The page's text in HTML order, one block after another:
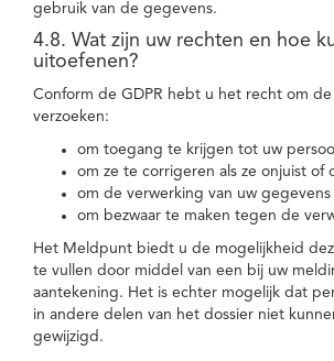
gebruik van de gegevens.
4.8. Wat zijn uw rechten en hoe
uitoefenen?
Conform de GDPR hebt u het recht om
verzoeken:
om toegang te krijgen tot uw
om ze te corrigeren als ze onjuist of
om de verwerking van uw
om bezwaar te maken tegen de
Het Meldpunt biedt u de mogelijkheid
te vullen door middel van een bij uw
aantekening. Het is echter mogelijk dat
in andere delen van het dossier niet
gewijzigd.